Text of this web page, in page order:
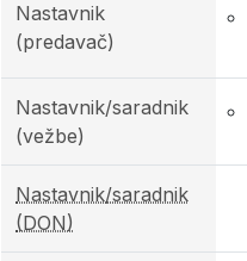
Nastavnik
(predavač)
Nastavnik/saradnik
(vežbe)
Nastavnik/saradnik
(DON)